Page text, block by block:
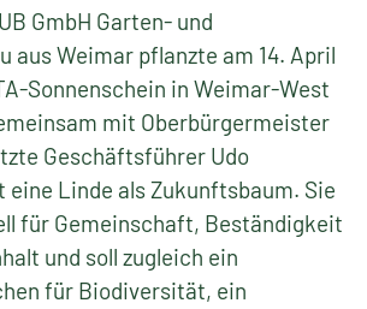
GmbH Garten- und
aus Weimar pflanzte am 14. April
Sonnenschein in Weimar-West
mit Oberbürgermeister
Geschäftsführer Udo
eine Linde als Zukunftsbaum. Sie
für Gemeinschaft, Beständigkeit
und soll zugleich ein
für Biodiversität, ein